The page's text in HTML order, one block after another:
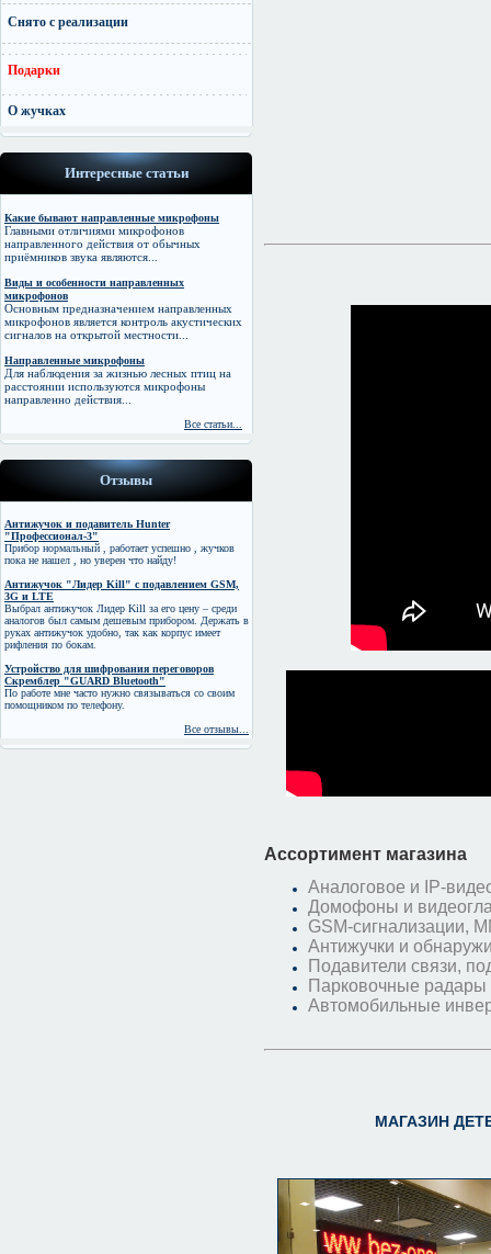
Снято с реализации
Подарки
О жучках
Интересные статьи
Какие бывают направленные микрофоны
Главными отличиями микрофонов
направленного действия от обычных
приёмников звука являются...
Виды и особенности направленных
микрофонов
Основным предназначением направленных
микрофонов является контроль акустических
сигналов на открытой местности...
Направленные микрофоны
Для наблюдения за жизнью лесных птиц на
расстоянии используются микрофоны
направленно действия...
Все статьи...
Отзывы
Антижучок и подавитель Hunter
"Профессионал-3"
Прибор нормальный , работает успешно , жучков
пока не нашел , но уверен что найду!
Антижучок "Лидер Kill" с подавлением GSM,
3G и LTE
Выбрал антижучок Лидер Kill за его цену – среди
аналогов был самым дешевым прибором. Держать в
руках антижучок удобно, так как корпус имеет
рифления по бокам.
Устройство для шифрования переговоров
Скремблер "GUARD Bluetooth"
По работе мне часто нужно связываться со своим
помощником по телефону.
Все отзывы...
Ассортимент магазина
Аналоговое и IP-
Домофоны и
GSM-сигнализации,
Антижучки и
Подавители связи,
Парковочные
Автомобильные
МАГАЗИН